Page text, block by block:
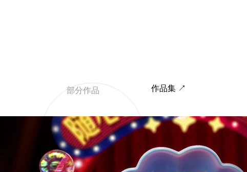
部分作品 作品集 ↗